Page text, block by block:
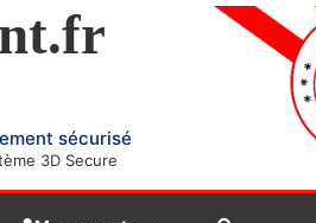
sécurisé
3D Secure